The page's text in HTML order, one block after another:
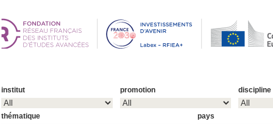
institut promotion discipline
thématique pays